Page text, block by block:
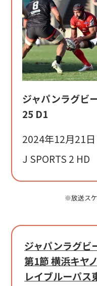
ジャパンラグビ
25 D1
2024年12月21
J SPORTS 2 HD
※放送ス
ジャパンラグビ
第1節 横浜キヤ
レイブルーパス